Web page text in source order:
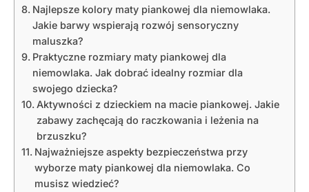
Najlepsze kolory maty piankowej dla niemowlaka.
Jakie barwy wspierają rozwój sensoryczny
maluszka?
Praktyczne rozmiary maty piankowej dla
niemowlaka. Jak dobrać idealny rozmiar dla
swojego dziecka?
Aktywności z dzieckiem na macie piankowej. Jakie
zabawy zachęcają do raczkowania i leżenia na
brzuszku?
Najważniejsze aspekty bezpieczeństwa przy
wyborze maty piankowej dla niemowlaka. Co
musisz wiedzieć?